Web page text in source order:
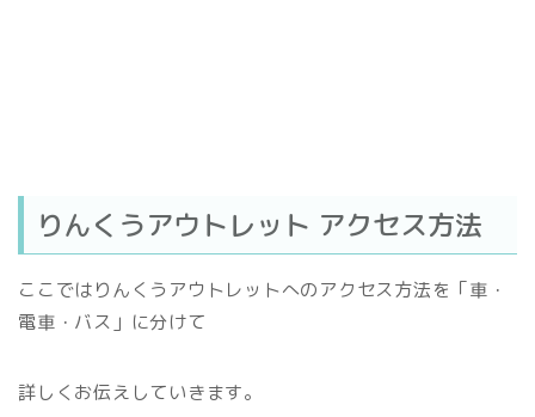
りんくうアウトレット アクセス方法
ここではりんくうアウトレットへのアクセス方法を「車・
電車・バス」に分けて
詳しくお伝えしていきます。